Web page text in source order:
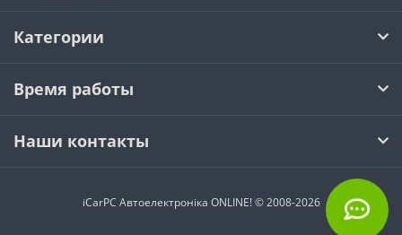
Категории
Время работы
Наши контакты
iCarPC Автоелектроніка ONLINE! © 2008-2026